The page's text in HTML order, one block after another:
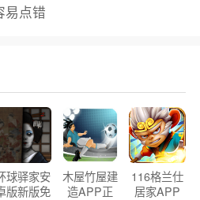
易点错
球驿家安
版新版免
木屋竹屋建
造APP正
116格兰仕
居家APP